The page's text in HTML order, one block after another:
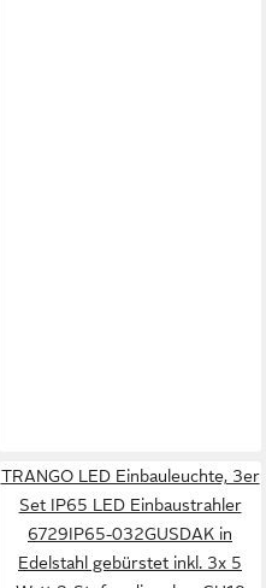
TRANGO LED Einbauleuchte, 3er
Set IP65 LED Einbaustrahler
6729IP65-032GUSDAK in
Edelstahl gebürstet inkl. 3x 5